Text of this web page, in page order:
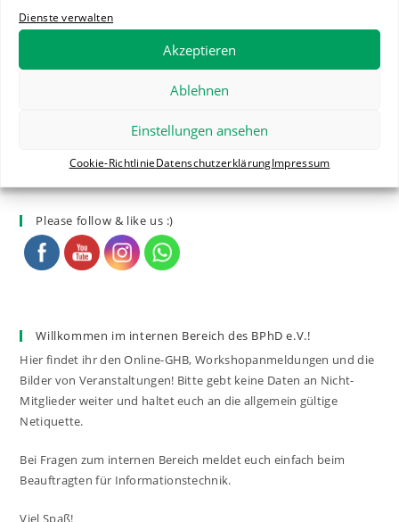
Dienste verwalten
Akzeptieren
Ablehnen
Einstellungen ansehen
Cookie-RichtlinieDatenschutzerklärungImpressum
Der Vorstand stellt sich vor: Helena –
Beauftragte für Medienarbeit
10. NOVEMBER 2024 / 0 COMMENTS
Der Vorstand stellt sich vor: Nadine – EPSA
10. NOVEMBER 2024 / 0 COMMENTS
Please follow & like us :)
Willkommen im internen Bereich des BPhD e.V.!
Hier findet ihr den Online-GHB, Workshopanmeldungen und die
Bilder von Veranstaltungen! Bitte gebt keine Daten an Nicht-
Mitglieder weiter und haltet euch an die allgemein gültige
Netiquette.
Bei Fragen zum internen Bereich meldet euch einfach beim
Beauftragten für Informationstechnik.
Viel Spaß!